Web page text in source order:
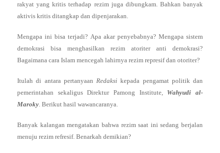
rakyat yang kritis terhadap rezim juga dibungkam. Bahkan banyak
aktivis kritis ditangkap dan dipenjarakan.
Mengapa ini bisa terjadi? Apa akar penyebabnya? Mengapa sistem
demokrasi bisa menghasilkan rezim atoriter anti demokrasi?
Bagaimana cara Islam mencegah lahirnya rezim represif dan otoriter?
Itulah di antara pertanyaan Redaksi kepada pengamat politik dan
pemerintahan sekaligus Direktur Pamong Institute, Wahyudi al-
Maroky. Berikut hasil wawancaranya.
Banyak kalangan mengatakan bahwa rezim saat ini sedang berjalan
menuju rezim refresif. Benarkah demikian?